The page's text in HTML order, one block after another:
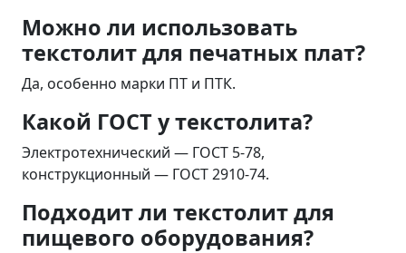
Можно ли использовать
текстолит для печатных плат?
Да, особенно марки ПТ и ПТК.
Какой ГОСТ у текстолита?
Электротехнический — ГОСТ 5-78,
конструкционный — ГОСТ 2910-74.
Подходит ли текстолит для
пищевого оборудования?